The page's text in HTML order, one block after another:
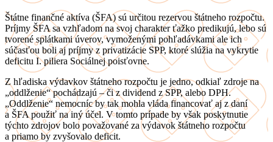
Štátne finančné aktíva (ŠFA) sú určitou rezervou štátneho rozpočtu.
Príjmy ŠFA sa vzhľadom na svoj charakter ťažko predikujú, lebo sú
tvorené splátkami úverov, vymoženými pohľadávkami ale ich
súčasťou boli aj príjmy z privatizácie SPP, ktoré slúžia na vykrytie
deficitu I. piliera Sociálnej poisťovne.
Z hľadiska výdavkov štátneho rozpočtu je jedno, odkiaľ zdroje na
„oddlženie“ pochádzajú – či z dividend z SPP, alebo DPH.
„Oddlženie“ nemocníc by tak mohla vláda financovať aj z daní
a ŠFA použiť na iný účel. V tomto prípade by však poskytnutie
týchto zdrojov bolo považované za výdavok štátneho rozpočtu
a priamo by zvyšovalo deficit.